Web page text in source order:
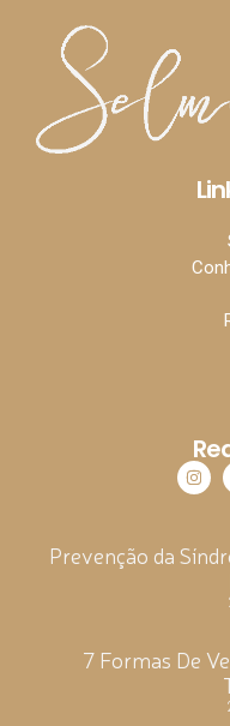
Prevenção da
7 Formas De